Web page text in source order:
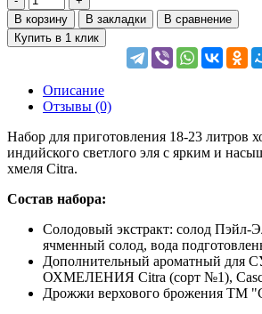
В корзину В закладки
В сравнение
Купить в 1 клик
Описание
Отзывы (0)
Набор для приготовления 18-23 литров
индийского светлого эля с ярким и
хмеля Citra.
Состав набора:
Солодовый экстракт: солод Пэйл-
ячменный солод, вода
Дополнительный ароматный для
ОХМЕЛЕНИЯ Citra (сорт №1),
Дрожжи верхового брожения ТМ